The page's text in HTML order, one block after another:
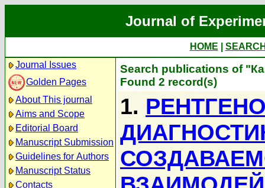
Journal of
HOME
Journal Issues
Golden Pages
About This journal
Aims and Scope
Editorial Board
Manuscript Submission
Guidelines for Authors
Manuscript Status
Contacts
Search publications of
Found 2 record(s)
1.